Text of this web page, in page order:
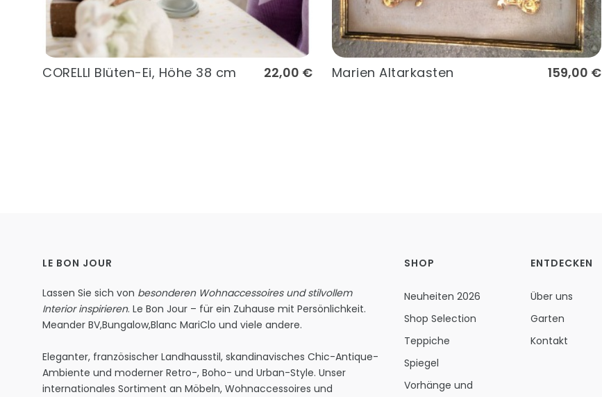
22,00 €
CORELLI Blüten-Ei, Höhe 38 cm 159,00 €
Marien Altarkasten
LE BON JOUR
Lassen Sie sich von besonderen Wohnaccessoires und stilvollem
Interior inspirieren. Le Bon Jour – für ein Zuhause mit Persönlichkeit.
Meander BV,Bungalow,Blanc MariClo und viele andere.
Eleganter, französischer Landhausstil, skandinavisches Chic-Antique-
Ambiente und moderner Retro-, Boho- und Urban-Style. Unser
internationales Sortiment an Möbeln, Wohnaccessoires und
SHOP
Neuheiten 2026
Shop Selection
Teppiche
Spiegel
Vorhänge und
ENTDECKEN
Über uns
Garten
Kontakt